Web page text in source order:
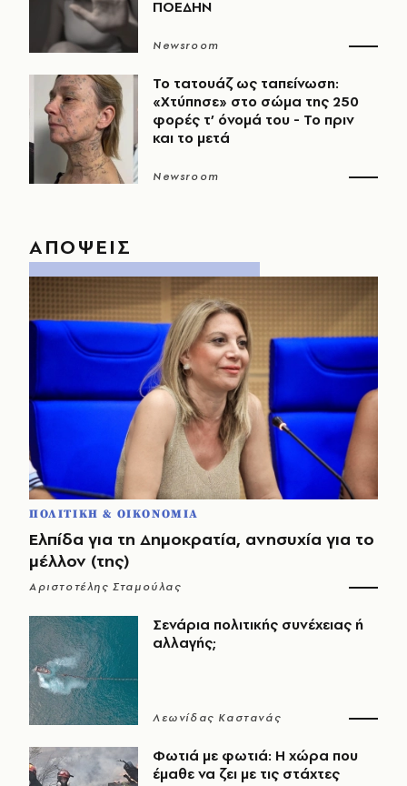
ΠΟΕΔΗΝ
Newsroom
Το τατουάζ ως ταπείνωση:
«Χτύπησε» στο σώμα της 250
φορές τ’ όνομά του - Το πριν
και το μετά
Newsroom
ΑΠΟΨΕΙΣ
ΠΟΛΙΤΙΚΗ & ΟΙΚΟΝΟΜΙΑ
Ελπίδα για τη Δημοκρατία, ανησυχία για το
μέλλον (της)
Αριστοτέλης Σταμούλας
Σενάρια πολιτικής συνέχειας ή
αλλαγής;
Λεωνίδας Καστανάς
Φωτιά με φωτιά: Η χώρα που
έμαθε να ζει με τις στάχτες